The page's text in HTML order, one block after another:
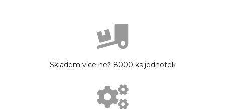
Skladem více než 8000 ks jednotek